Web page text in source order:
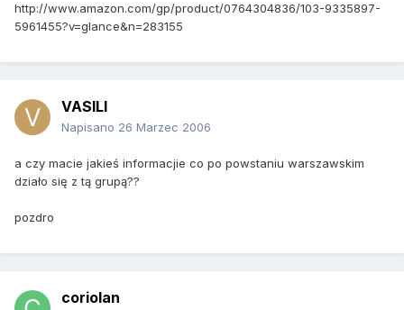
http://www.amazon.com/gp/product/0764304836/103-9335897-
5961455?v=glance&n=283155
VASILI
Napisano 26 Marzec 2006
a czy macie jakieś informacjie co po powstaniu warszawskim
działo się z tą grupą??
pozdro
coriolan